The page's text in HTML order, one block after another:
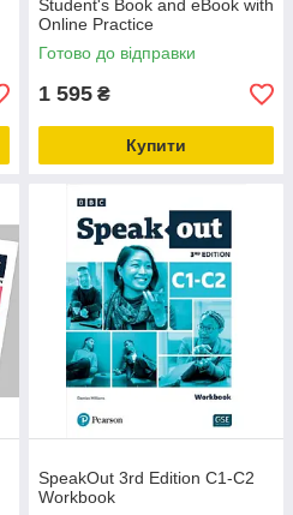
Student's Book and eBook with
Online Practice
Готово до відправки
1 595 ₴
Купити
SpeakOut 3rd Edition C1-C2
Workbook